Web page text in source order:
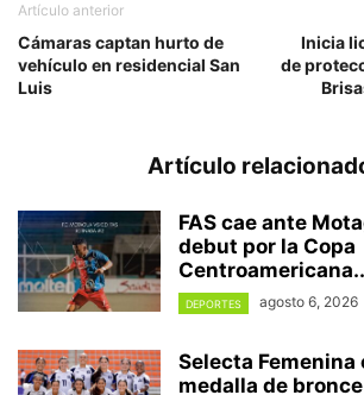
Artículo anterior
Cámaras captan hurto de
vehículo en residencial San
Luis
Inicia
de
Artículo
FAS cae ante
debut por la Copa
DEPORTES agosto 6, 2026
Selecta
medalla de